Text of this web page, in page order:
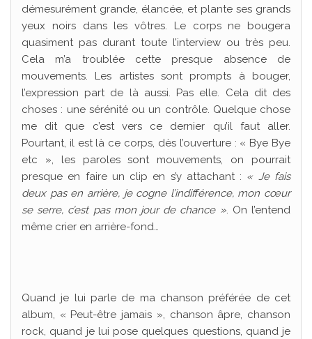
démesurément grande, élancée, et plante ses grands
yeux noirs dans les vôtres. Le corps ne bougera
quasiment pas durant toute l’interview ou très peu.
Cela m’a troublée cette presque absence de
mouvements. Les artistes sont prompts à bouger,
l’expression part de là aussi. Pas elle. Cela dit des
choses : une sérénité ou un contrôle. Quelque chose
me dit que c’est vers ce dernier qu’il faut aller.
Pourtant, il est là ce corps, dès l’ouverture : « Bye Bye
etc », les paroles sont mouvements, on pourrait
presque en faire un clip en s’y attachant : « Je fais
deux pas en arrière, je cogne l’indifférence, mon cœur
se serre, c’est pas mon jour de chance ». On l’entend
même crier en arrière-fond…
Quand je lui parle de ma chanson préférée de cet
album, « Peut-être jamais », chanson âpre, chanson
rock, quand je lui pose quelques questions, quand je